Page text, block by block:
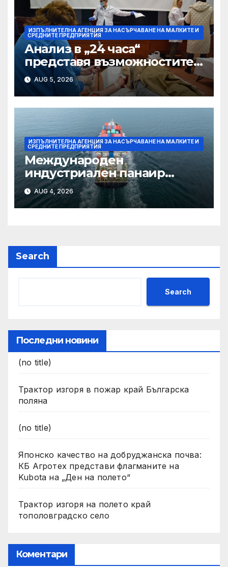
ИЗПЪЛНИТЕЛНА АГЕНЦИЯ ЗА НАСЪРЧАВАНЕ НА МАЛКИТЕ И
СРЕДНИТЕ ПРЕДПРИЯТИЯ
Анализ в „24 часа“
представя възможностите
на проектa RESCALE за
растеж на българските
предприятия
AUG 5, 2026
ИЗПЪЛНИТЕЛНА АГЕНЦИЯ ЗА НАСЪРЧАВАНЕ НА МАЛКИТЕ И
СРЕДНИТЕ ПРЕДПРИЯТИЯ
Международен
индустриален панаир
CERKEZKOY INDUSTRIAL
FAIR 2026
AUG 4, 2026
Search
Search
Последни новини
(no title)
Трактор изгоря в пожар край Българска
поляна
(no title)
Японско качество на добруджанска почва:
КБ Агротех представи флагманите на
Kubota на „Ден на полето“
Трактор изгоря на полето край
тополовградско село
Коментари